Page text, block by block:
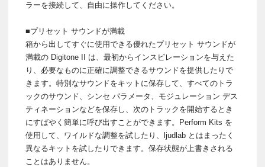
ラーを接続して、自由に操作してください。
■プリセット サウンドが満載
箱から出してすぐに使用できる優れたプリセット サウンドが
満載の Digitone II は、最初からインスピレーションを与えた
り、必要なものに正確に調整できるサウンドを提供したりで
きます。特別なサウンドをキットに保存して、すべてのトラ
ックのサウンド、シンセ パラメータ、モジュレーション デス
ティネーションなどを保存し、次のトラックを開始するとき
にすばやく簡単に呼び出すことができます。Perform Kits を
使用して、ワイルドな調整を試したり、ljudlab とはまったく
異なるキットを試したりできます。保存状態が上書きされる
ことはありません。